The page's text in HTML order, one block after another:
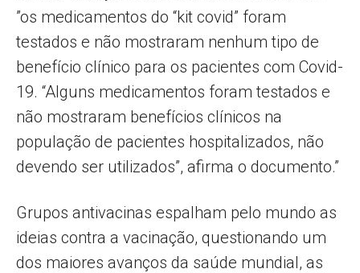
”os medicamentos do “kit covid” foram
testados e não mostraram nenhum tipo de
benefício clínico para os pacientes com Covid-
19. “Alguns medicamentos foram testados e
não mostraram benefícios clínicos na
população de pacientes hospitalizados, não
devendo ser utilizados”, afirma o documento.”
Grupos antivacinas espalham pelo mundo as
ideias contra a vacinação, questionando um
dos maiores avanços da saúde mundial, as